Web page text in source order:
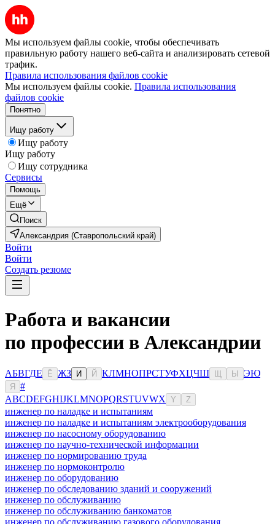
Мы используем файлы cookie, чтобы обеспечивать
правильную работу нашего веб-сайта и анализировать сетевой
трафик.
Правила использования файлов cookie
Мы используем файлы cookie. Правила использования
файлов cookie
Понятно
Ищу работу
Ищу работу
Ищу работу
Ищу сотрудника
Сервисы
Помощь
Ещё
Поиск
Александрия (Ставропольский край)
Войти
Войти
Создать резюме
Работа и вакансии
по профессии в Александрии
АБВГДЕ Ё ЖЗ И Й КЛМНОПРСТУФХЦЧШ Ы ЭЮ
Я
#
ABCDEFGHIJKLMNOPQRSTUVWX Y Z
инженер по наладке и испытаниям
инженер по наладке и испытаниям электрооборудования
инженер по насосному оборудованию
инженер по научно-технической информации
инженер по нормированию труда
инженер по нормоконтролю
инженер по оборудованию
инженер по обследованию зданий и сооружений
инженер по обслуживанию
инженер по обслуживанию банкоматов
инженер по обслуживанию газового оборудования